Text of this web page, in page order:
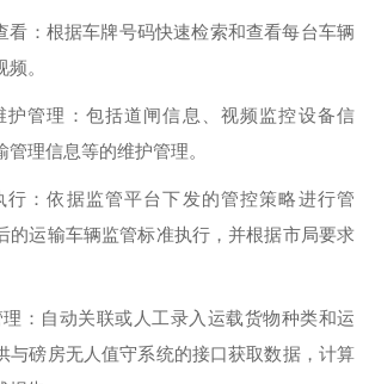
看：根据车牌号码快速检索和查看每台车辆
。
护管理：包括道闸信息、视频监控设备信
理信息等的维护管理。
行：依据监管平台下发的管控策略进行管
的运输车辆监管标准执行，并根据市局要求
：自动关联或人工录入运载货物种类和运
与磅房无人值守系统的接口获取数据，计算